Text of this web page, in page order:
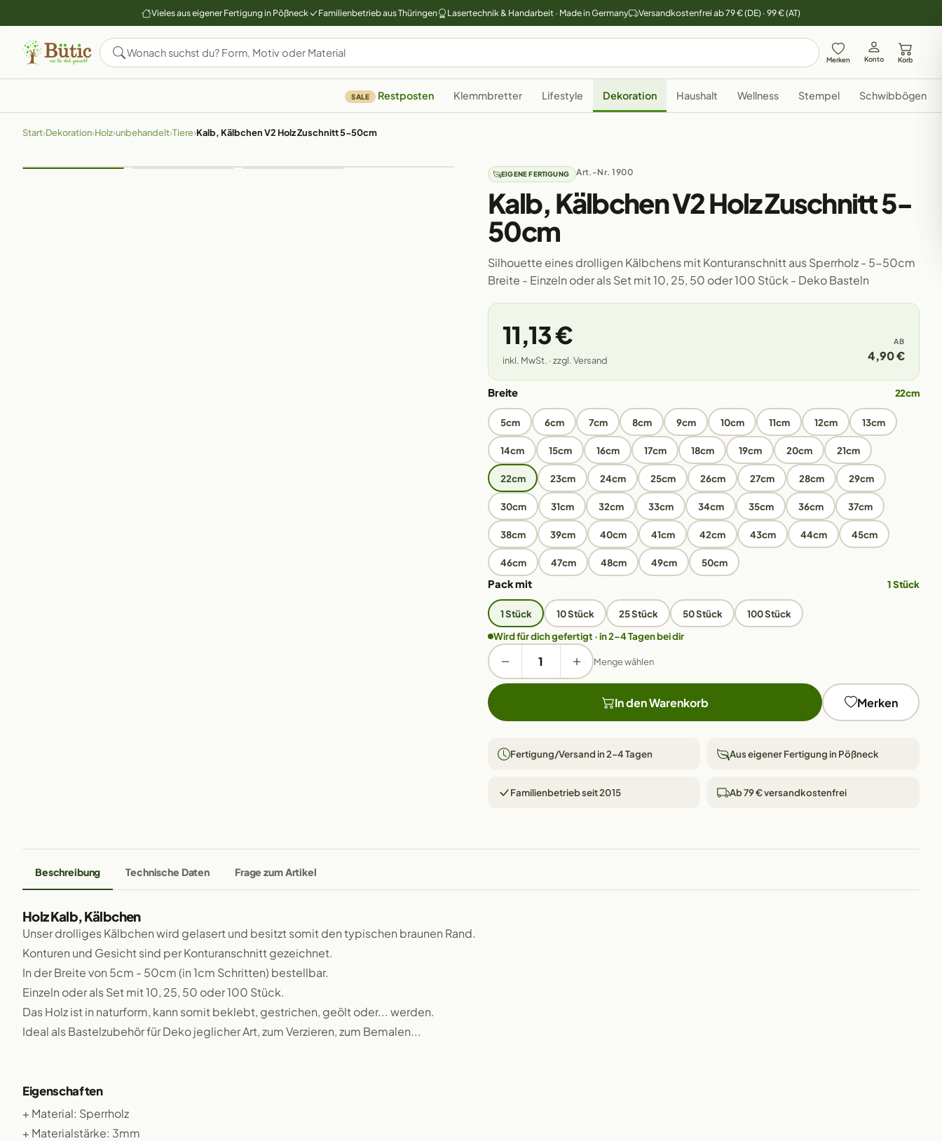
Vieles aus eigener Fertigung in Pößneck Familienbetrieb aus Thüringen Lasertechnik & Handarbeit · Made in Germany Versandkostenfrei ab 79 € (DE) · 99 € (AT)
Merken Konto Korb
SALE Restposten Klemmbretter Lifestyle Dekoration Haushalt Wellness Stempel Schwibbögen
Start›Dekoration›Holz›unbehandelt›Tiere›Kalb, Kälbchen V2 Holz Zuschnitt 5-50cm
EIGENE FERTIGUNG Art.-Nr. 1900
Kalb, Kälbchen V2 Holz Zuschnitt 5-
50cm
Silhouette eines drolligen Kälbchens mit Konturanschnitt aus Sperrholz - 5-50cm
Breite - Einzeln oder als Set mit 10, 25, 50 oder 100 Stück - Deko Basteln
11,13 €
inkl. MwSt. · zzgl. Versand
AB
4,90 €
Breite 22cm
5cm 6cm 7cm 8cm 9cm 10cm 11cm 12cm 13cm
14cm 15cm 16cm 17cm 18cm 19cm 20cm 21cm
22cm 23cm 24cm 25cm 26cm 27cm 28cm 29cm
30cm 31cm 32cm 33cm 34cm 35cm 36cm 37cm
38cm 39cm 40cm 41cm 42cm 43cm 44cm 45cm
46cm 47cm 48cm 49cm 50cm
Pack mit 1 Stück
1 Stück 10 Stück 25 Stück 50 Stück
100 Stück
Wird für dich gefertigt · in 2–4 Tagen bei dir
Menge wählen
In den Warenkorb Merken
Fertigung/Versand in 2–4 Tagen Aus eigener Fertigung in Pößneck
Familienbetrieb seit 2015 Ab 79 € versandkostenfrei
Beschreibung Technische Daten Frage zum Artikel
Holz Kalb, Kälbchen
Unser drolliges Kälbchen wird gelasert und besitzt somit den typischen braunen Rand.
Konturen und Gesicht sind per Konturanschnitt gezeichnet.
In der Breite von 5cm - 50cm (in 1cm Schritten) bestellbar.
Einzeln oder als Set mit 10, 25, 50 oder 100 Stück.
Das Holz ist in naturform, kann somit beklebt, gestrichen, geölt oder... werden.
Ideal als Bastelzubehör für Deko jeglicher Art, zum Verzieren, zum Bemalen...
Eigenschaften
+ Material: Sperrholz
+ Materialstärke: 3mm